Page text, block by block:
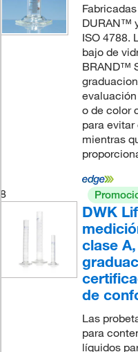
DURAN™
ISO 4788.
bajo de
BRAND™
o de color
para
mientras
8
DWK
clase
de
Las
para
líquidos